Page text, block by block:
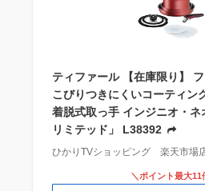
ティファール 【在庫限り】
こびりつきにくいコーティン
着脱式取っ手 インジニオ・
リミテッド」 L38392
ひかりTVショッピング 楽天市場
＼ポイント最大11